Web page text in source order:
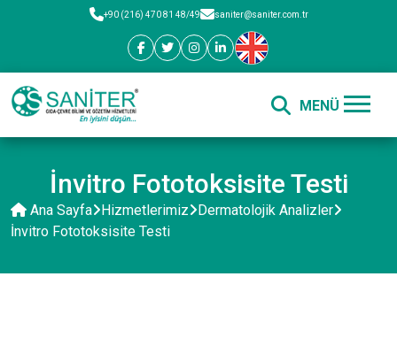
+90 (216) 470 81 48/49 saniter@saniter.com.tr
İnvitro Fototoksisite Testi
Ana Sayfa Hizmetlerimiz
Dermatolojik Analizler
İnvitro Fototoksisite Testi